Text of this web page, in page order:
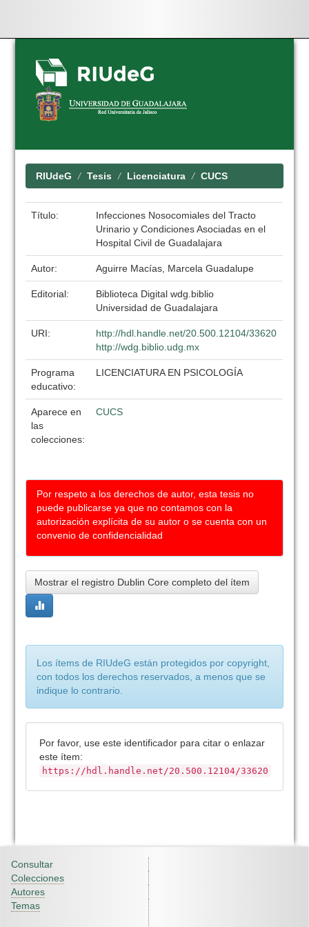
Skip
navigation
RIUdeG Tesis Licenciatura CUCS
Título:
Infecciones Nosocomiales del Tracto
Urinario y Condiciones Asociadas en el
Hospital Civil de Guadalajara
Autor: Aguirre Macías, Marcela Guadalupe
Editorial:
Biblioteca Digital wdg.biblio
Universidad de Guadalajara
URI:
http://hdl.handle.net/20.500.12104/33620
http://wdg.biblio.udg.mx
Programa
educativo:
LICENCIATURA EN PSICOLOGÍA
Aparece en
las
colecciones:
CUCS
Por respeto a los derechos de autor, esta tesis no
puede publicarse ya que no contamos con la
autorización explícita de su autor o se cuenta con un
convenio de confidencialidad
Mostrar el registro Dublin Core completo del ítem
Los ítems de RIUdeG están protegidos por copyright,
con todos los derechos reservados, a menos que se
indique lo contrario.
Por favor, use este identificador para citar o enlazar
este ítem:
https://hdl.handle.net/20.500.12104/33620
Consultar
Colecciones
Autores
Temas